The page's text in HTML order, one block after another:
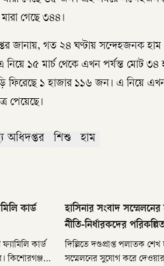
গেছে ৩৪৪।
জানায়, গত ২৪ ঘণ্টায় সন্দেহজনক
১৫ মার্চ থেকে এখন পর্যন্ত মোট
ফিরেছে ১ হাজার ১১৬ জন। এ নিয়ে
পেয়েছে।
অধিদপ্তর শিশু হাম
কার্ড
কার্ড
কিশোরগঞ্জ
হাসিনার সংবাদ
নীতি-নির্ধারকদের
দিল্লিতে দণ্ডপ্রাপ্ত পলাতক
সম্মেলনের সুযোগ করে